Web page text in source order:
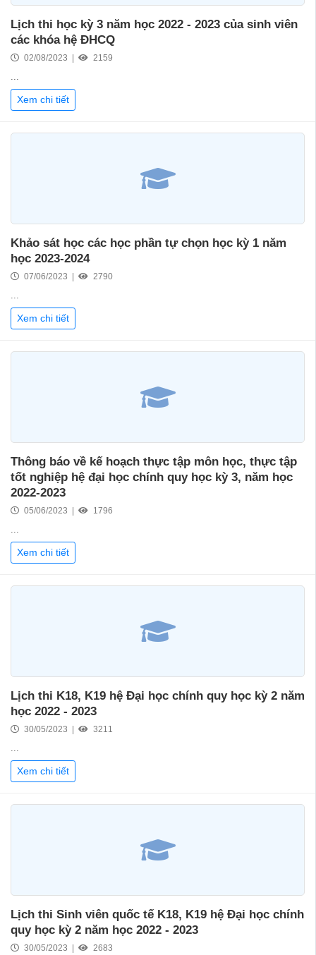
Lịch thi học kỳ 3 năm học 2022 - 2023 của sinh viên
các khóa hệ ĐHCQ
02/08/2023 | 2159
...
Xem chi tiết
Khảo sát học các học phần tự chọn học kỳ 1 năm
học 2023-2024
07/06/2023 | 2790
...
Xem chi tiết
Thông báo về kế hoạch thực tập môn học, thực tập
tốt nghiệp hệ đại học chính quy học kỳ 3, năm học
2022-2023
05/06/2023 | 1796
...
Xem chi tiết
Lịch thi K18, K19 hệ Đại học chính quy học kỳ 2 năm
học 2022 - 2023
30/05/2023 | 3211
...
Xem chi tiết
Lịch thi Sinh viên quốc tế K18, K19 hệ Đại học chính
quy học kỳ 2 năm học 2022 - 2023
30/05/2023 | 2683